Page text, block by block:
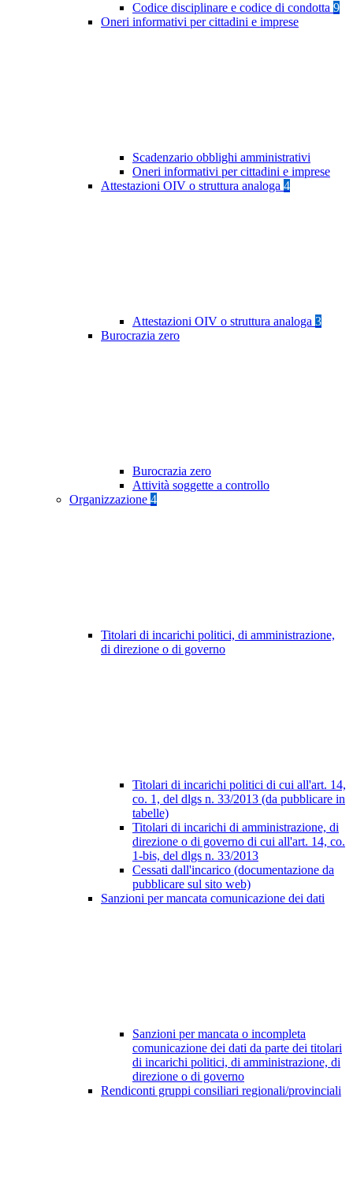
Codice disciplinare e codice di condotta 9
Oneri informativi per cittadini e imprese
Scadenzario obblighi amministrativi
Oneri informativi per cittadini e imprese
Attestazioni OIV o struttura analoga 4
Attestazioni OIV o struttura analoga 3
Burocrazia zero
Burocrazia zero
Attività soggette a controllo
Organizzazione 4
Titolari di incarichi politici, di amministrazione,
di direzione o di governo
Titolari di incarichi politici di cui all'art. 14,
co. 1, del dlgs n. 33/2013 (da pubblicare in
tabelle)
Titolari di incarichi di amministrazione, di
direzione o di governo di cui all'art. 14, co.
1-bis, del dlgs n. 33/2013
Cessati dall'incarico (documentazione da
pubblicare sul sito web)
Sanzioni per mancata comunicazione dei dati
Sanzioni per mancata o incompleta
comunicazione dei dati da parte dei titolari
di incarichi politici, di amministrazione, di
direzione o di governo
Rendiconti gruppi consiliari regionali/provinciali